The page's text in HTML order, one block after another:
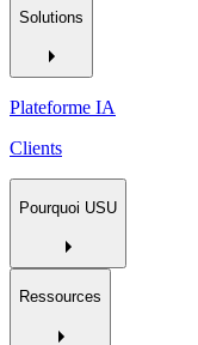
Solutions
Plateforme IA
Clients
Pourquoi USU
Ressources